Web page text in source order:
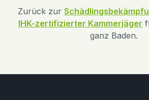
Zurück zur
IHK-zertifizierter Kammerjäger
ganz Baden.